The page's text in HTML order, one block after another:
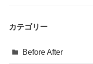
カテゴリー
Before After